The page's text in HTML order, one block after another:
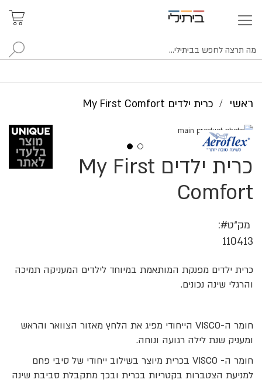
ראשי כרית ילדים My First Comfort
כרית ילדים My First
Comfort
מק״ט
110413
כרית ילדים מפנקת המותאמת במיוחד לילדים המעניקה תמיכה
והרגלי שינה נכונים.
חומר ה-VISCO הייחודי מפיג את הלחץ מאזור הצוואר והראש
ומעניק שנת לילה רגועה ונוחה.
חומר ה- VISCO בכרית מיוצר בשילוב ייחודי של סיבי פחם
למניעת הצטברות בקטריות בכרית ובכך מתקבלת סביבת שינה
לדלג
לסוף
גלריית
לדלג
להתחלה
גלריית